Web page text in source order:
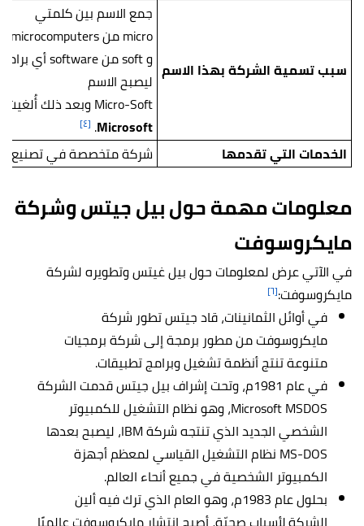
سبب تسمية الشركة بهذا الاسم
جمع الاسم بين كلمتي
micro من microcomputers أي الأجهزة الصغيرة
و soft من software أي برامج،
ليصبح الاسم
Micro-Soft وبعد ذلك أُلغيت الشرطة، وأصبح الاسم
Microsoft
. [٤]
الخدمات التي تقدمها شركة متخصصة في تصنيع
معلومات مهمة حول بيل جيتس وشركة
مايكروسوفت
في الآتي عرض لمعلومات حول بيل غيتس وتطويره لشركة
مايكروسوفت:[٦]
في أوائل الثمانينات، قاد جيتس تطور شركة
مايكروسوفت من مطور برمجة إلى شركة برمجيات
متنوعة تنتج أنظمة تشغيل وبرامج تطبيقات.
في عام 1981م، وتحت إشراف بيل جيتس قدمت الشركة
Microsoft MSDOS، وهو نظام التشغيل للكمبيوتر
الشخصي الجديد الذي تنتجه شركة IBM، ليصبح بعدها
MS-DOS نظام التشغيل القياسي لمعظم أجهزة
الكمبيوتر الشخصية في جميع أنحاء العالم.
بحلول عام 1983م، وهو العام الذي ترك فيه ألين